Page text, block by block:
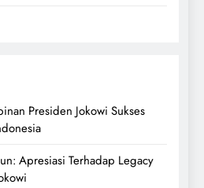
Presiden Jokowi Sukses
Apresiasi Terhadap Legacy